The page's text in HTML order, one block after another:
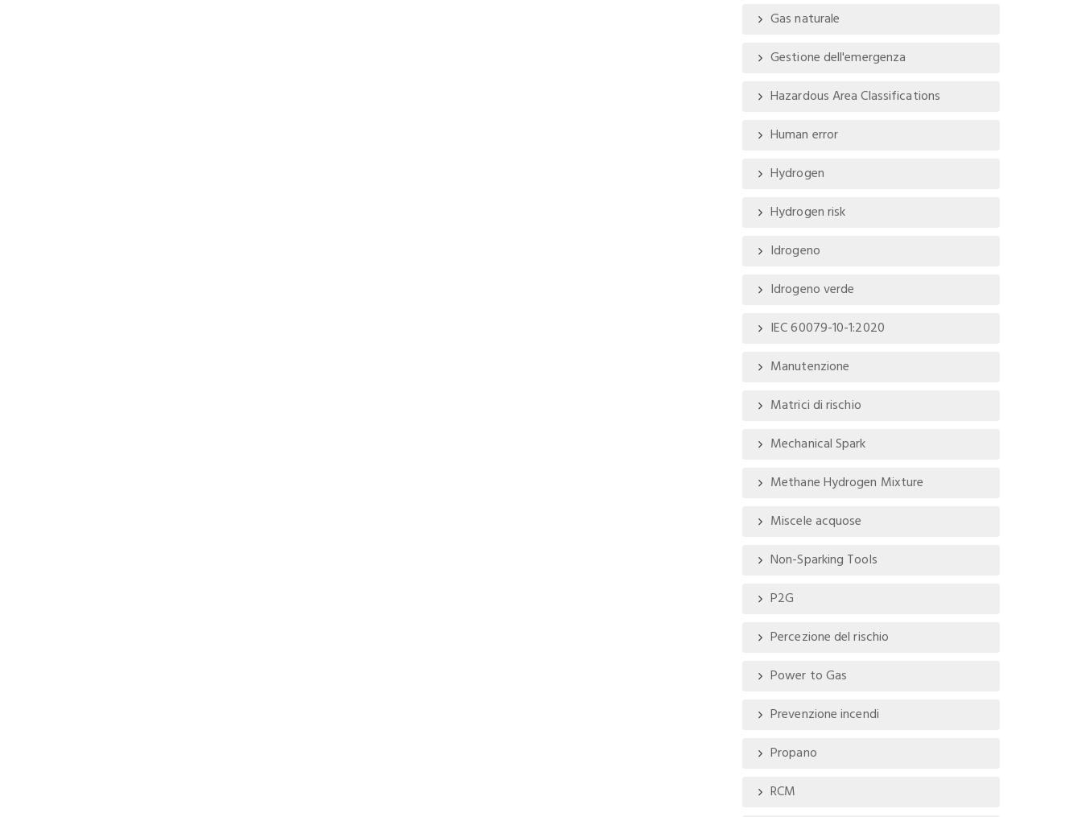
Gas naturale
Gestione dell'emergenza
Hazardous Area Classifications
Human error
Hydrogen
Hydrogen risk
Idrogeno
Idrogeno verde
IEC 60079-10-1:2020
Manutenzione
Matrici di rischio
Mechanical Spark
Methane Hydrogen Mixture
Miscele acquose
Non-Sparking Tools
P2G
Percezione del rischio
Power to Gas
Prevenzione incendi
Propano
RCM